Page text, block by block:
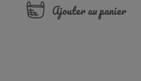
Ajouter au panier